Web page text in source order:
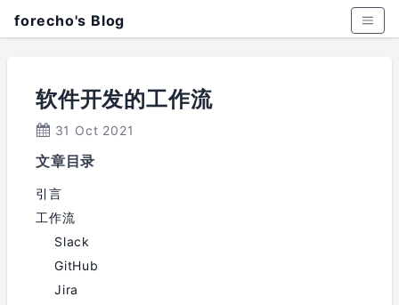
forecho's Blog
软件开发的工作流
31 Oct 2021
文章目录
引言
工作流
Slack
GitHub
Jira